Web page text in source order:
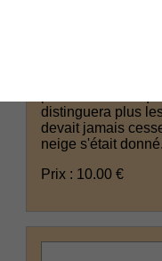
distinguera plus
devait jamais
neige s'était
Prix : 10.00 €